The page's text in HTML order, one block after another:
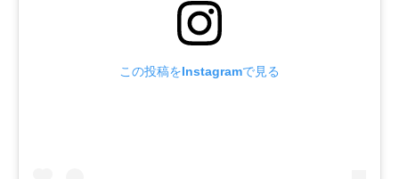
この投稿をInstagramで見る